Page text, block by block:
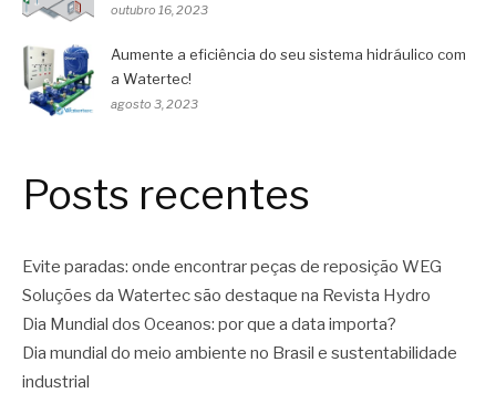
outubro 16, 2023
Aumente a eficiência do seu sistema hidráulico com
a Watertec!
agosto 3, 2023
Posts recentes
Evite paradas: onde encontrar peças de reposição WEG
Soluções da Watertec são destaque na Revista Hydro
Dia Mundial dos Oceanos: por que a data importa?
Dia mundial do meio ambiente no Brasil e sustentabilidade
industrial